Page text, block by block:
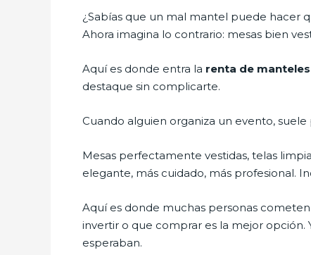
¿Sabías que un mal mantel puede hacer
Ahora imagina lo contrario: mesas bien
Aquí es donde entra la renta de
destaque sin complicarte.
Cuando alguien organiza un evento,
Mesas perfectamente vestidas, telas
elegante, más cuidado, más profesional.
Aquí es donde muchas personas
invertir o que comprar es la mejor
esperaban.